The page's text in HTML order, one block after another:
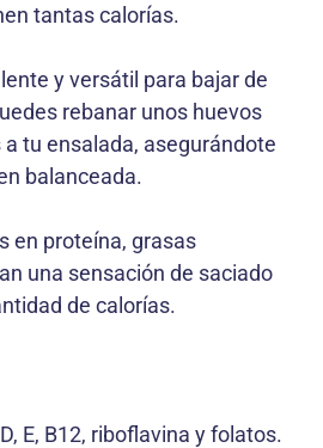
tantas calorías.
y versátil para bajar de
rebanar unos huevos
tu ensalada, asegurándote
balanceada.
en proteína, grasas
una sensación de saciado
de calorías.
E, B12, riboflavina y folatos.